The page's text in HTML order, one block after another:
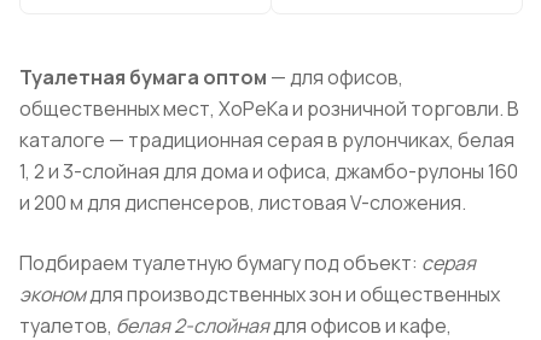
Туалетная бумага оптом — для офисов,
общественных мест, ХоРеКа и розничной торговли. В
каталоге — традиционная серая в рулончиках, белая
1, 2 и 3-слойная для дома и офиса, джамбо-рулоны 160
и 200 м для диспенсеров, листовая V-сложения.
Подбираем туалетную бумагу под объект: серая
экономдля производственных зон и общественных
туалетов, белая 2-слойнаядля офисов и кафе,